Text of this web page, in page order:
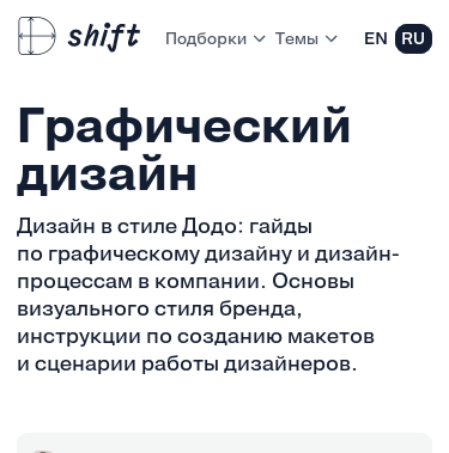
Подборки Темы EN RU
Графический
дизайн
Дизайн в стиле Додо: гайды
по графическому дизайну и дизайн-
процессам в компании. Основы
визуального стиля бренда,
инструкции по созданию макетов
и сценарии работы дизайнеров.